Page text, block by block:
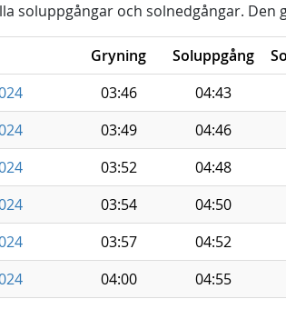
soluppgångar och solnedgångar.
Gryning Soluppgång
03:46 04:43
03:49 04:46
03:52 04:48
03:54 04:50
03:57 04:52
04:00 04:55